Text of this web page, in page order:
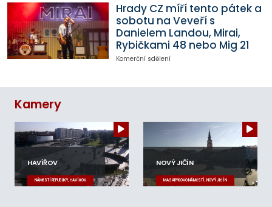
Hrady CZ míří tento pátek a
sobotu na Veveří s
Danielem Landou, Mirai,
Rybičkami 48 nebo Mig 21
Komerční sdělení
Kamery
HAVÍŘOV
NÁMĚSTÍ REPUBLIKY, HAVÍŘOV
NOVÝ JIČÍN
MASARYKOVO NÁMĚSTÍ, NOVÝ JIČÍN